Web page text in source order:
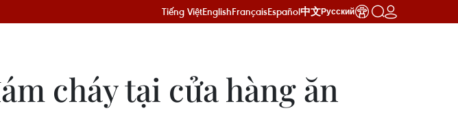
Tiếng ViệtEnglishFrançaisEspañol中文Русский
cháy tại cửa hàng ăn